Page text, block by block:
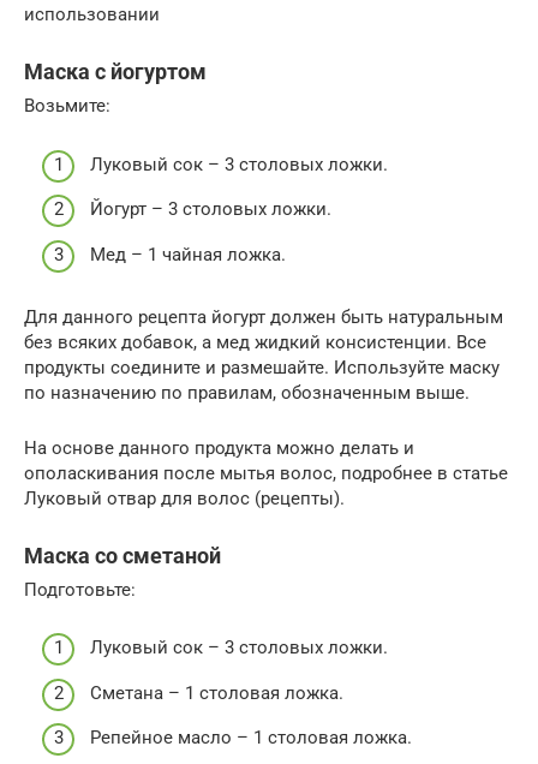
использовании
Маска с йогуртом
Возьмите:
Луковый сок – 3 столовых ложки.
Йогурт – 3 столовых ложки.
Мед – 1 чайная ложка.
Для данного рецепта йогурт должен быть натуральным
без всяких добавок, а мед жидкий консистенции. Все
продукты соедините и размешайте. Используйте маску
по назначению по правилам, обозначенным выше.
На основе данного продукта можно делать и
ополаскивания после мытья волос, подробнее в статье
Луковый отвар для волос (рецепты).
Маска со сметаной
Подготовьте:
Луковый сок – 3 столовых ложки.
Сметана – 1 столовая ложка.
Репейное масло – 1 столовая ложка.